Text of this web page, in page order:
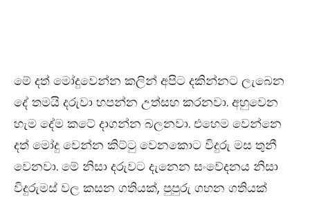
මේ දත් මෝදුවෙන්න කලින් අපිට දකින්නට ලැබෙන
දේ තමයි දරුවා හපන්න උත්සහ කරනවා. අහුවෙන
හැම දේම කටේ දාගන්න බලනවා. එහෙම වෙන්නෙ
දත් මෝදු වෙන්න කිට්ටු වෙනකොට විදුරු මස තුනී
වෙනවා. මේ නිසා දරුවට දැනෙන සංවේදනය නිසා
විදුරුමස් වල කසන ගතියක්, පුපුරු ගහන ගතියක්